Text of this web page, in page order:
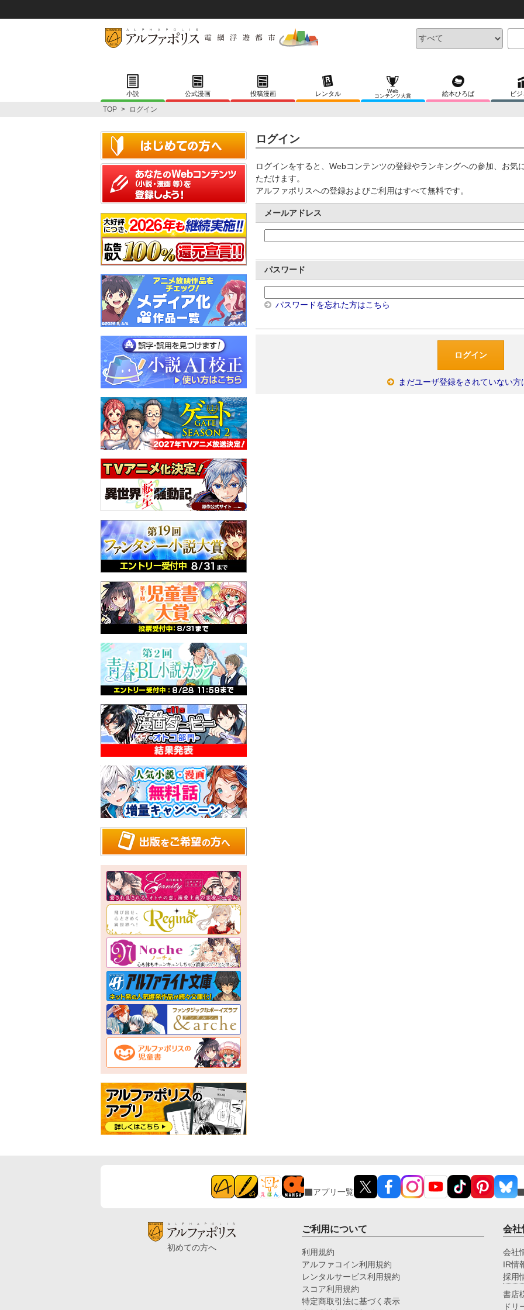
小説 公式漫画 投稿漫画 レンタル
Web
コンテンツ大賞
絵本ひろば ビ
TOP > ログイン
ログイン
ログインをすると、Webコンテンツの登録やランキングへの参加、お気
ただけます。
アルファポリスへの登録およびご利用はすべて無料です。
メールアドレス
パスワード
パスワードを忘れた方はこちら
まだユーザ登録をされていない方
アプリ一覧
初めての方へ
ご利用について
利用規約
アルファコイン利用規約
レンタルサービス利用規約
スコア利用規約
特定商取引法に基づく表示
会社
会社
IR情
採用
書店
ドリ